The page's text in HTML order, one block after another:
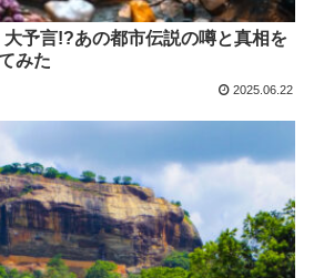
大予言!?あの都市伝説の噂と真相を
みた
2025.06.22